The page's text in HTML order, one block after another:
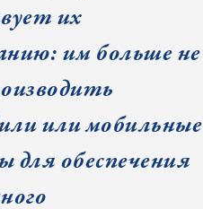
их
им больше не
или мобильные
для обеспечения